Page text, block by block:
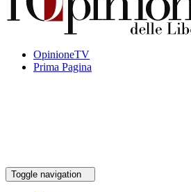
OpinioneTV
Prima Pagina
Toggle navigation